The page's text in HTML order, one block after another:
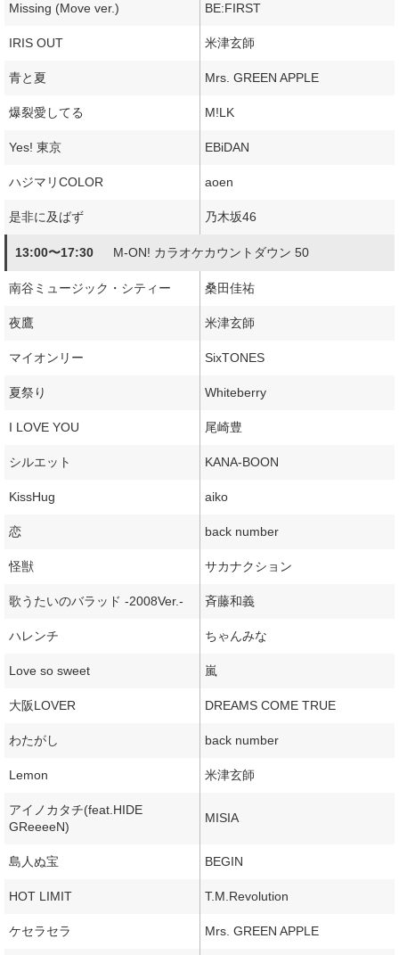
Missing (Move ver.) BE:FIRST
IRIS OUT 米津玄師
青と夏 Mrs. GREEN APPLE
爆裂愛してる M!LK
Yes! 東京 EBiDAN
ハジマリCOLOR aoen
是非に及ばず 乃木坂46
13:00〜17:30 M-ON! カラオケカウントダウン 50
南谷ミュージック・シティー 桑田佳祐
夜鷹 米津玄師
マイオンリー SixTONES
夏祭り Whiteberry
I LOVE YOU 尾崎豊
シルエット KANA-BOON
KissHug aiko
恋 back number
怪獣 サカナクション
歌うたいのバラッド -2008Ver.- 斉藤和義
ハレンチ ちゃんみな
Love so sweet 嵐
大阪LOVER DREAMS COME TRUE
わたがし back number
Lemon 米津玄師
アイノカタチ(feat.HIDE
GReeeeN)
MISIA
島人ぬ宝 BEGIN
HOT LIMIT T.M.Revolution
ケセラセラ Mrs. GREEN APPLE